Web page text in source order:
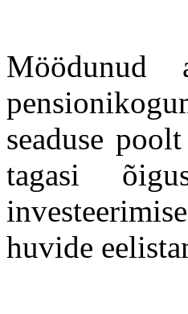
Möödunud
seaduse
tagasi
huvide